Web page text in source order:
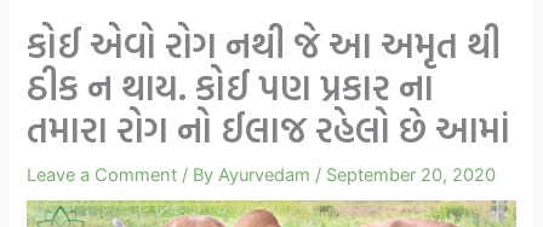
કોઈ એવો રોગ નથી જે આ અમૃત થી
ઠીક ન થાય. કોઈ પણ પ્રકાર ના
તમારા રોગ નો ઈલાજ રહેલો છે આમાં
Leave a Comment / ByAyurvedam / September 20, 2020